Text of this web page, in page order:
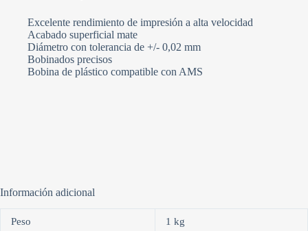
Excelente rendimiento de impresión a alta velocidad
Acabado superficial mate
Diámetro con tolerancia de +/- 0,02 mm
Bobinados precisos
Bobina de plástico compatible con AMS
Información adicional
Peso 1 kg